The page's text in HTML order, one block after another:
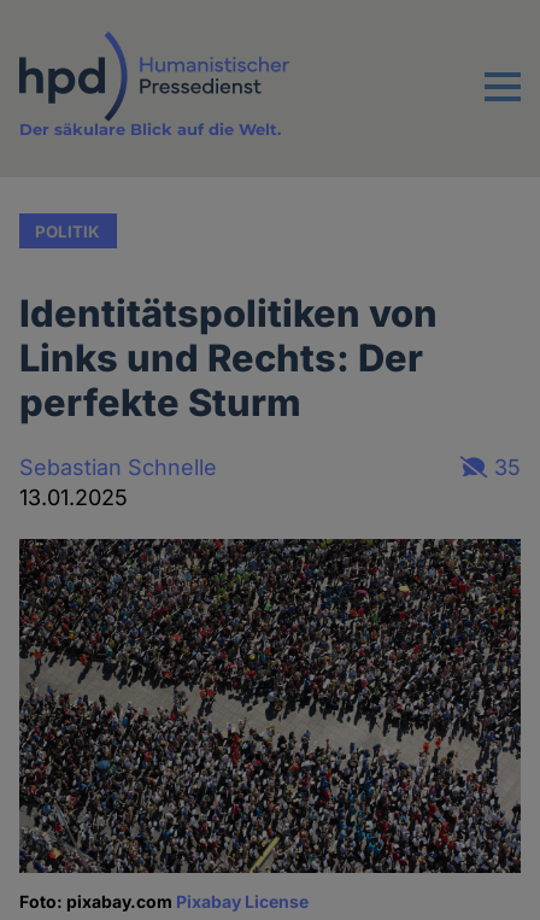
Inhalt
Menu
Der säkulare Blick auf die Welt.
POLITIK
Identitätspolitiken von
Links und Rechts: Der
perfekte Sturm
Sebastian Schnelle
13.01.2025
35
Foto: pixabay.com Pixabay License